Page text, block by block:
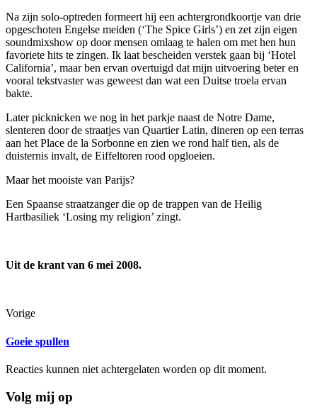
Na zijn solo-optreden formeert hij een achtergrondkoortje van drie
opgeschoten Engelse meiden (‘The Spice Girls’) en zet zijn eigen
soundmixshow op door mensen omlaag te halen om met hen hun
favoriete hits te zingen. Ik laat bescheiden verstek gaan bij ‘Hotel
California’, maar ben ervan overtuigd dat mijn uitvoering beter en
vooral tekstvaster was geweest dan wat een Duitse troela ervan
bakte.
Later picknicken we nog in het parkje naast de Notre Dame,
slenteren door de straatjes van Quartier Latin, dineren op een terras
aan het Place de la Sorbonne en zien we rond half tien, als de
duisternis invalt, de Eiffeltoren rood opgloeien.
Maar het mooiste van Parijs?
Een Spaanse straatzanger die op de trappen van de Heilig
Hartbasiliek ‘Losing my religion’ zingt.
Uit de krant van 6 mei 2008.
Vorige
Goeie spullen
Reacties kunnen niet achtergelaten worden op dit moment.
Volg mij op